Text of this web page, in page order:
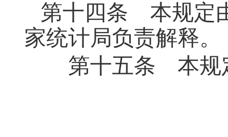
第十四条 本规定
家统计局负责解释。
第十五条 本规定